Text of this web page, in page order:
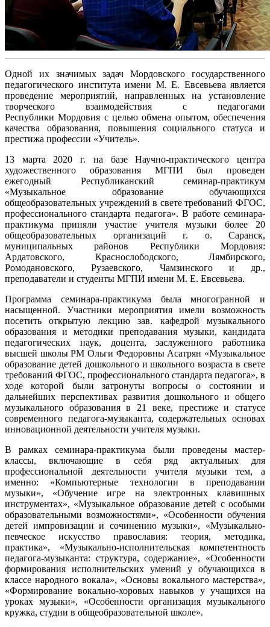
Одной их значимых задач Мордовского государственного
педагогического института имени М. Е. Евсевьева является
проведение мероприятий, направленных на установление
творческого взаимодействия с педагогами
Республики Мордовия с целью обмена опытом, обеспечения
качества образования, повышения социального статуса и
престижа профессии «Учитель».
13 марта 2020 г. на базе Научно-практического центра
художественного образования МГПИ был проведен
ежегодный Республиканский семинар-практикум
«Музыкальное образование обучающихся
общеобразовательных учреждений в свете требований ФГОС,
профессионального стандарта педагога». В работе семинара-
практикума приняли участие учителя музыки более 20
общеобразовательных организаций г. о. Саранск,
муниципальных районов Республики Мордовия:
Ардатовского, Краснослободского, Лямбирского,
Ромодановского, Рузаевского, Чамзинского и др.,
преподаватели и студенты МГПИ имени М. Е. Евсевьева.
Программа семинара-практикума была многогранной и
насыщенной. Участники мероприятия имели возможность
посетить открытую лекцию зав. кафедрой музыкального
образования и методики преподавания музыки, кандидата
педагогических наук, доцента, заслуженного работника
высшей школы РМ Ольги Федоровны Асатрян «Музыкальное
образование детей дошкольного и школьного возраста в свете
требований ФГОС, профессионального стандарта педагога», в
ходе которой были затронуты вопросы о состоянии и
дальнейших перспективах развития дошкольного и общего
музыкального образования в 21 веке, престиже и статусе
современного педагога-музыканта, содержательных основах
инновационной деятельности учителя музыки.
В рамках семинара-практикума были проведены мастер-
классы, включающие в себя ряд актуальных для
профессиональной деятельности учителя музыки тем, а
именно: «Компьютерные технологии в преподавании
музыки», «Обучение игре на электронных клавишных
инструментах», «Музыкальное образование детей с особыми
образовательными возможностями», «Особенности обучения
детей импровизации и сочинению музыки», «Музыкально-
певческое искусство православия: теория, методика,
практика», «Музыкально-исполнительская компетентность
педагога-музыканта: структура, содержание», «Особенности
формирования исполнительских умений у обучающихся в
классе народного вокала», «Основы вокального мастерства»,
«Формирование вокально-хоровых навыков у учащихся на
уроках музыки», «Особенности организация музыкального
кружка, студии в общеобразовательной школе».